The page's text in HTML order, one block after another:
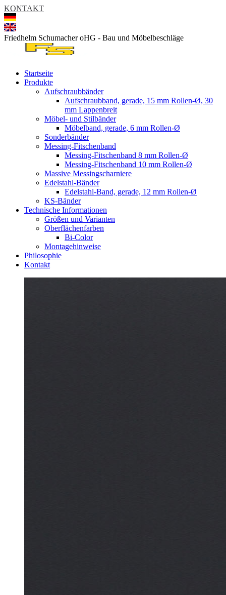
KONTAKT
Friedhelm Schumacher oHG - Bau und Möbelbeschläge
Startseite
Produkte
Aufschraubbänder
Aufschraubband, gerade, 15 mm Rollen-Ø, 30
mm Lappenbreit
Möbel- und Stilbänder
Möbelband, gerade, 6 mm Rollen-Ø
Sonderbänder
Messing-Fitschenband
Messing-Fitschenband 8 mm Rollen-Ø
Messing-Fitschenband 10 mm Rollen-Ø
Massive Messingscharniere
Edelstahl-Bänder
Edelstahl-Band, gerade, 12 mm Rollen-Ø
KS-Bänder
Technische Informationen
Größen und Varianten
Oberflächenfarben
Bi-Color
Montagehinweise
Philosophie
Kontakt